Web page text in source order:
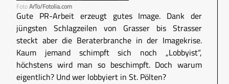
FotoArTo/Fotolia.com
Gute PR-Arbeit erzeugt gutes Image. Dank der
jüngsten Schlagzeilen von Grasser bis Strasser
steckt aber die Beraterbranche in der Imagekrise.
Kaum jemand schimpft sich noch „Lobbyist“,
höchstens wird man so beschimpft. Doch warum
eigentlich? Und wer lobbyiert in St. Pölten?